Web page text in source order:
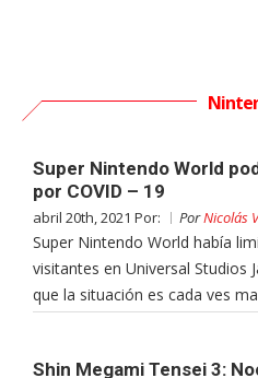
Super Nintendo World
por COVID – 19
abril 20th, 2021 Por: PorNicolás
Super Nintendo World había
visitantes en Universal Studios
que la situación es cada ves
Shin Megami Tensei 3: